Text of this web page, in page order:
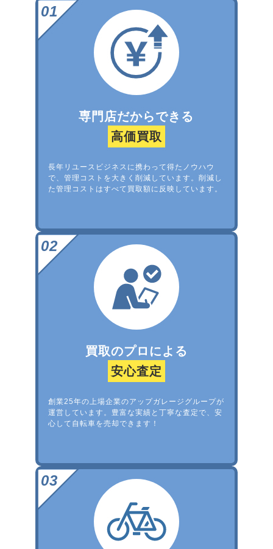
専門店だからできる
高価買取
長年リユースビジネスに携わって得たノウハウ
で、管理コストを大きく削減しています。削減し
た管理コストはすべて買取額に反映しています。
買取のプロによる
安心査定
創業25年の上場企業のアップガレージグループが
運営しています。豊富な実績と丁寧な査定で、安
心して自転車を売却できます！